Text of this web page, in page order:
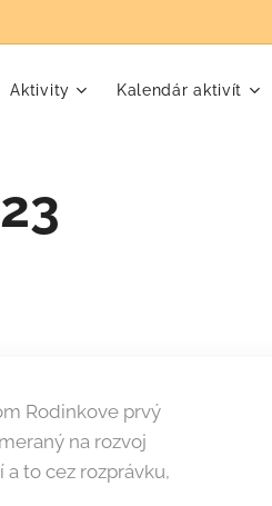
Aktivity Kalendár aktivít
Rodinkove prvý
na rozvoj
to cez rozprávku,